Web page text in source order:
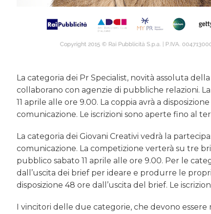
La categoria dei Pr Specialist, novità assoluta
collaborano con agenzie di pubbliche relazioni.
11 aprile alle ore 9.00. La coppia avrà a
comunicazione. Le iscrizioni sono aperte fino al
La categoria dei Giovani Creativi vedrà la
comunicazione. La competizione verterà su tre
pubblico sabato 11 aprile alle ore 9.00. Per le
dall’uscita dei brief per ideare e produrre le
disposizione 48 ore dall’uscita del brief. Le
I vincitori delle due categorie, che devono